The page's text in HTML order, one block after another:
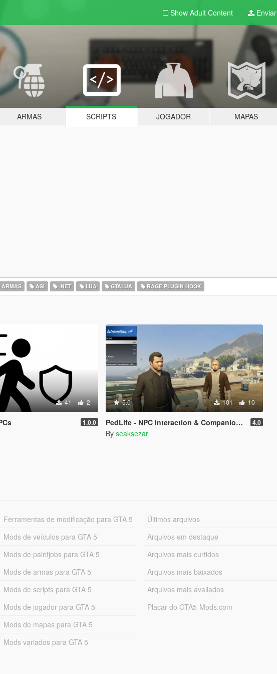
Show Adult Content Enviar
ARMAS SCRIPTS JOGADOR MAPAS
ARMAS ASI .NET LUA GTALUA RAGE PLUGIN HOOK
41 2
1.0.0
5.0 101 10
PedLife - NPC Interaction & Companion Actions [Legacy] 4.0
By seaksezar
Ferramentas de modificação para GTA 5
Mods de veículos para GTA 5
Mods de paintjobs para GTA 5
Mods de armas para GTA 5
Mods de scripts para GTA 5
Mods de jogador para GTA 5
Mods de mapas para GTA 5
Mods variados para GTA 5
Últimos arquivos
Arquivos em destaque
Arquivos mais curtidos
Arquivos mais baixados
Arquivos mais avaliados
Placar do GTA5-Mods.com